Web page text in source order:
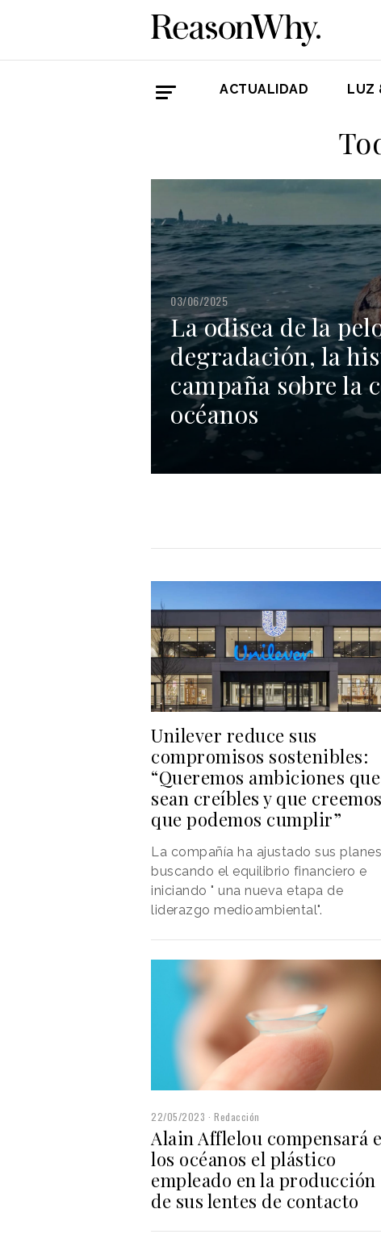
ACTUALIDAD LUZ
03/06/2025
La odisea de la
degradación, la
campaña sobre la
océanos
Unilever reduce sus
compromisos sostenibles:
“Queremos ambiciones que
sean creíbles y que creemos
que podemos cumplir”
La compañía ha ajustado sus planes
buscando el equilibrio financiero e
iniciando " una nueva etapa de
liderazgo medioambiental".
22/05/2023 Redacción
Alain Afflelou compensará
los océanos el plástico
empleado en la producción
de sus lentes de contacto